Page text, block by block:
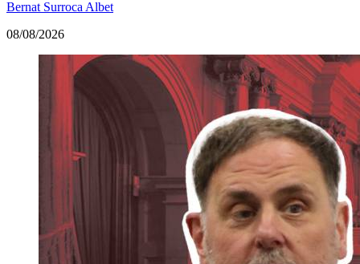
Bernat Surroca Albet
08/08/2026